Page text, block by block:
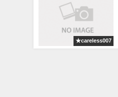
★careless007